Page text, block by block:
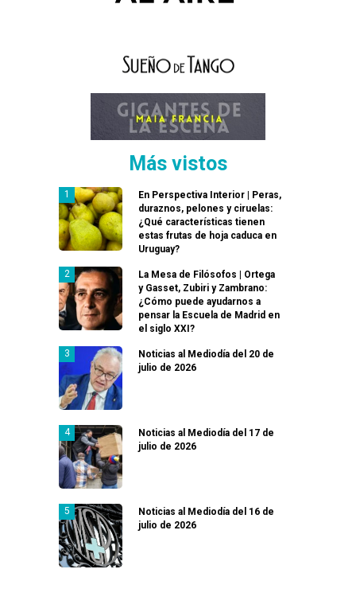
Más vistos
En Perspectiva Interior | Peras,
duraznos, pelones y ciruelas:
¿Qué características tienen
estas frutas de hoja caduca en
Uruguay?
La Mesa de Filósofos | Ortega
y Gasset, Zubiri y Zambrano:
¿Cómo puede ayudarnos a
pensar la Escuela de Madrid en
el siglo XXI?
Noticias al Mediodía del 20 de
julio de 2026
Noticias al Mediodía del 17 de
julio de 2026
Noticias al Mediodía del 16 de
julio de 2026